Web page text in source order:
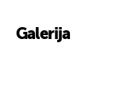
Galerija